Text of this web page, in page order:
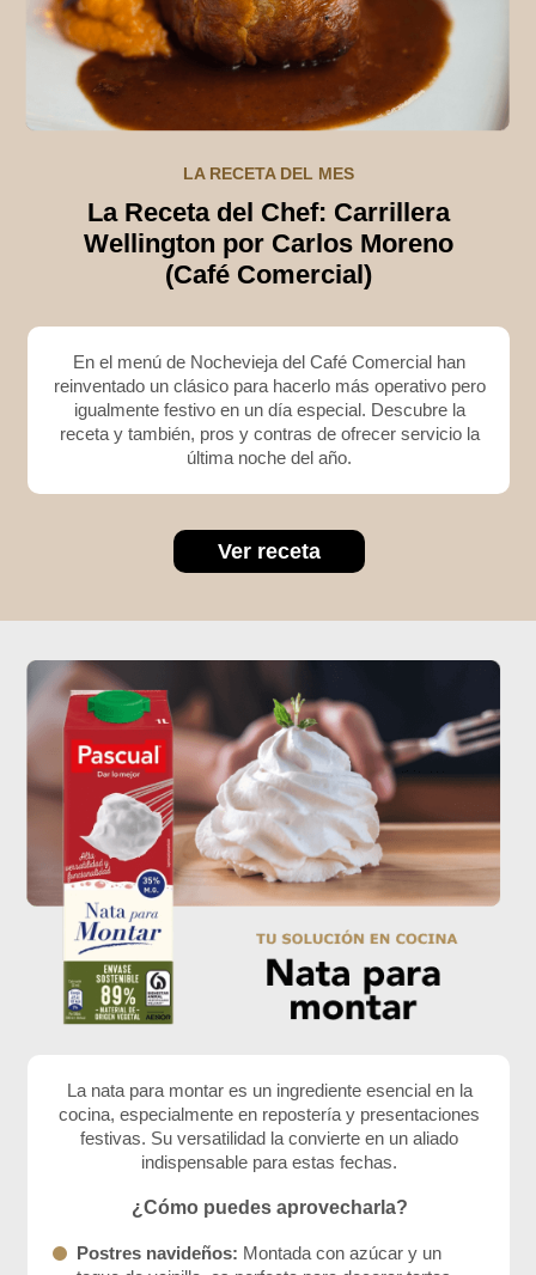
LA RECETA DEL MES
La Receta del Chef: Carrillera
Wellington por Carlos Moreno
(Café Comercial)
En el menú de Nochevieja del Café Comercial han
reinventado un clásico para hacerlo más operativo pero
igualmente festivo en un día especial. Descubre la
receta y también, pros y contras de ofrecer servicio la
última noche del año.
Ver receta
La nata para montar es un ingrediente esencial en la
cocina, especialmente en repostería y presentaciones
festivas. Su versatilidad la convierte en un aliado
indispensable para estas fechas.
¿Cómo puedes aprovecharla?
Postres navideños: Montada con azúcar y un